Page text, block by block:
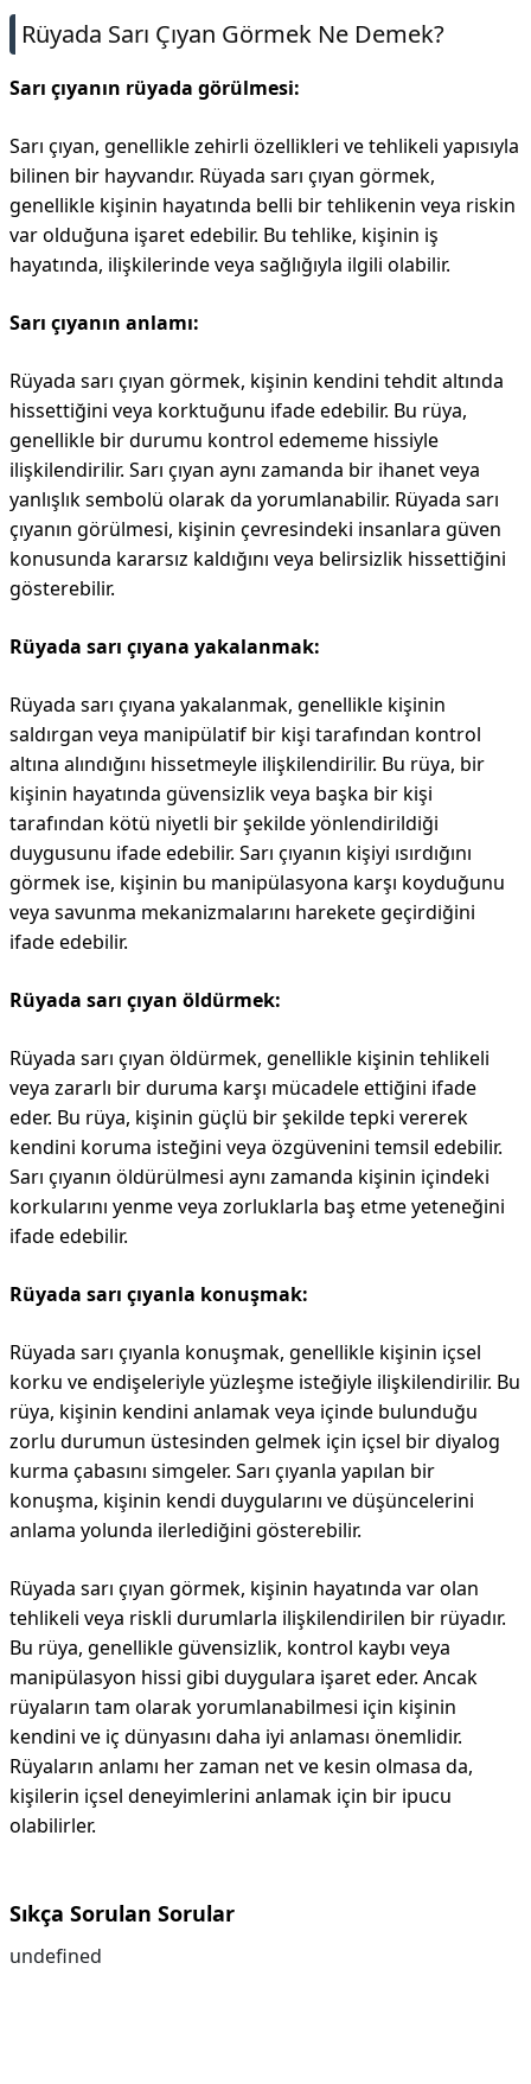
Rüyada Sarı Çıyan Görmek Ne Demek?
Sarı çıyanın rüyada görülmesi:
Sarı çıyan, genellikle zehirli özellikleri ve tehlikeli yapısıyla
bilinen bir hayvandır. Rüyada sarı çıyan görmek,
genellikle kişinin hayatında belli bir tehlikenin veya riskin
var olduğuna işaret edebilir. Bu tehlike, kişinin iş
hayatında, ilişkilerinde veya sağlığıyla ilgili olabilir.
Sarı çıyanın anlamı:
Rüyada sarı çıyan görmek, kişinin kendini tehdit altında
hissettiğini veya korktuğunu ifade edebilir. Bu rüya,
genellikle bir durumu kontrol edememe hissiyle
ilişkilendirilir. Sarı çıyan aynı zamanda bir ihanet veya
yanlışlık sembolü olarak da yorumlanabilir. Rüyada sarı
çıyanın görülmesi, kişinin çevresindeki insanlara güven
konusunda kararsız kaldığını veya belirsizlik hissettiğini
gösterebilir.
Rüyada sarı çıyana yakalanmak:
Rüyada sarı çıyana yakalanmak, genellikle kişinin
saldırgan veya manipülatif bir kişi tarafından kontrol
altına alındığını hissetmeyle ilişkilendirilir. Bu rüya, bir
kişinin hayatında güvensizlik veya başka bir kişi
tarafından kötü niyetli bir şekilde yönlendirildiği
duygusunu ifade edebilir. Sarı çıyanın kişiyi ısırdığını
görmek ise, kişinin bu manipülasyona karşı koyduğunu
veya savunma mekanizmalarını harekete geçirdiğini
ifade edebilir.
Rüyada sarı çıyan öldürmek:
Rüyada sarı çıyan öldürmek, genellikle kişinin tehlikeli
veya zararlı bir duruma karşı mücadele ettiğini ifade
eder. Bu rüya, kişinin güçlü bir şekilde tepki vererek
kendini koruma isteğini veya özgüvenini temsil edebilir.
Sarı çıyanın öldürülmesi aynı zamanda kişinin içindeki
korkularını yenme veya zorluklarla baş etme yeteneğini
ifade edebilir.
Rüyada sarı çıyanla konuşmak:
Rüyada sarı çıyanla konuşmak, genellikle kişinin içsel
korku ve endişeleriyle yüzleşme isteğiyle ilişkilendirilir. Bu
rüya, kişinin kendini anlamak veya içinde bulunduğu
zorlu durumun üstesinden gelmek için içsel bir diyalog
kurma çabasını simgeler. Sarı çıyanla yapılan bir
konuşma, kişinin kendi duygularını ve düşüncelerini
anlama yolunda ilerlediğini gösterebilir.
Rüyada sarı çıyan görmek, kişinin hayatında var olan
tehlikeli veya riskli durumlarla ilişkilendirilen bir rüyadır.
Bu rüya, genellikle güvensizlik, kontrol kaybı veya
manipülasyon hissi gibi duygulara işaret eder. Ancak
rüyaların tam olarak yorumlanabilmesi için kişinin
kendini ve iç dünyasını daha iyi anlaması önemlidir.
Rüyaların anlamı her zaman net ve kesin olmasa da,
kişilerin içsel deneyimlerini anlamak için bir ipucu
olabilirler.
Sıkça Sorulan Sorular
undefined